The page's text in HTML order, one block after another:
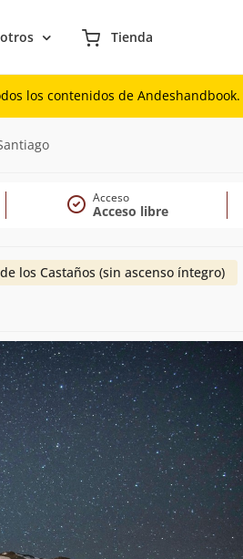
Tienda
los contenidos de Andeshandbook.
Acceso
Acceso libre
los Castaños (sin ascenso íntegro)